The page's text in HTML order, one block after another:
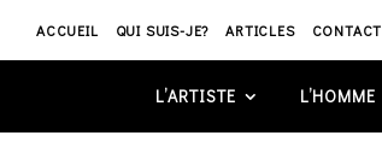
ACCUEIL QUI SUIS-JE? ARTICLES CONTACT
L’ARTISTE L’HOMME